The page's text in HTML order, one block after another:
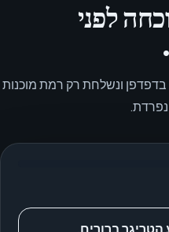
לפני
ונשלחת רק רמת מוכנות
הטריגר ברורים.